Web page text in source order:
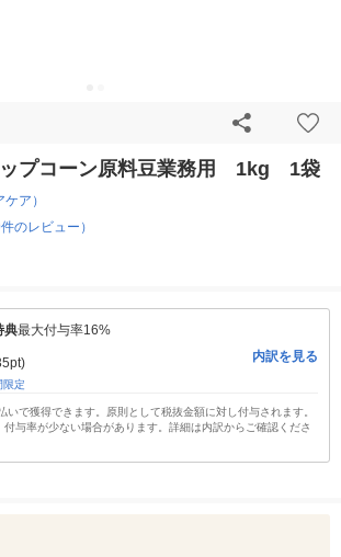
プコーン原料豆業務用 1kg 1袋
ア）
のレビュー）
典最大付与率16%
限定
内訳を見る
いで獲得できます。原則として税抜金額に対し付与されます。
与率が少ない場合があります。詳細は内訳からご確認くださ